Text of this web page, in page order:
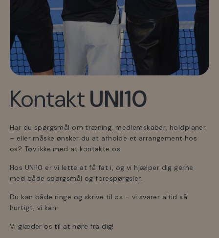
Kontakt UNI10
Har du spørgsmål om træning, medlemskaber, holdplaner
– eller måske ønsker du at afholde et arrangement hos
os? Tøv ikke med at kontakte os.
Hos UNI10 er vi lette at få fat i, og vi hjælper dig gerne
med både spørgsmål og forespørgsler.
Du kan både ringe og skrive til os – vi svarer altid så
hurtigt, vi kan.
Vi glæder os til at høre fra dig!